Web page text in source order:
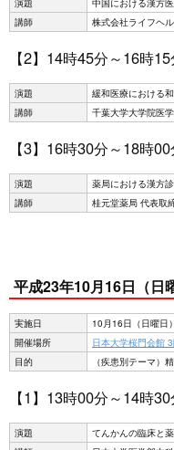
演題
中国における漢方
講師
株式会社ライフヘ
【2】14時45分～16時
演題
緩和医療における
講師
千葉大学大学院医
【3】16時30分～18時
演題
薬局における漢方
講師
桂元堂薬局 代表
平成23年10月16日（日
実施日 10月16日（日曜日
開催場所
日本大学桜門会館
目的
（疾患別テーマ）
【1】13時00分～14時
演題
てんかんの臨床と